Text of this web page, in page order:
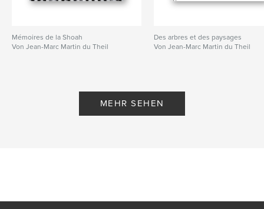
Mémoires de la Shoah
Von Jean-Marc Martin du Theil
Des arbres et des paysages
Von Jean-Marc Martin du Theil
MEHR SEHEN